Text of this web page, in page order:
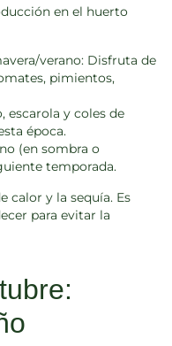
en el huerto
verano: Disfruta de
pimientos,
escarola y coles de
época.
(en sombra o
temporada.
calor y la sequía. Es
para evitar la